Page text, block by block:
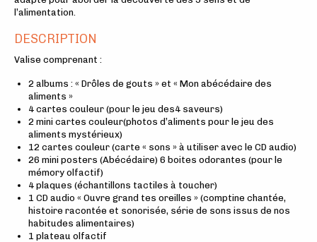
l’alimentation.
DESCRIPTION
Valise comprenant :
2 albums : « Drôles de gouts » et « Mon abécédaire des
aliments »
4 cartes couleur (pour le jeu des4 saveurs)
2 mini cartes couleur(photos d’aliments pour le jeu des
aliments mystérieux)
12 cartes couleur (carte « sons » à utiliser avec le CD audio)
26 mini posters (Abécédaire) 6 boites odorantes (pour le
mémory olfactif)
4 plaques (échantillons tactiles à toucher)
1 CD audio « Ouvre grand tes oreilles » (comptine chantée,
histoire racontée et sonorisée, série de sons issus de nos
habitudes alimentaires)
1 plateau olfactif